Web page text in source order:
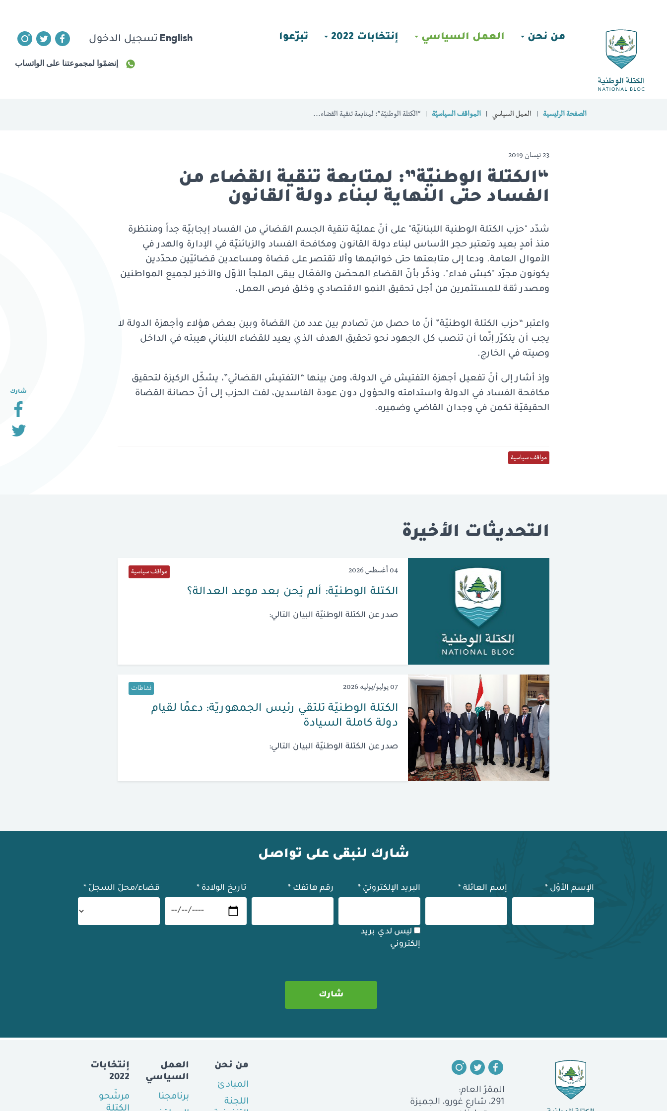
English تسجيل الدخول
إنضمّوا لمجموعتنا على الواتساب
تبرّعوا إنتخابات 2022 العمل السياسي من نحن
شارك
الصفحة الرئيسية العمل السياسي المواقف السياسيّة “الكتلة الوطنيّة”: لمتابعة تنقية القضاء...
23 نيسان 2019
“الكتلة الوطنيّة”: لمتابعة تنقية القضاء من
الفساد حتى النهاية لبناء دولة القانون
شدّد "حزب الكتلة الوطنية اللبنانيّة" على أنّ عمليّة تنقية الجسم القضائي من الفساد إيجابيّة جداً ومنتظرة
منذ أمدٍ بعيد وتعتبر حجر الأساس لبناء دولة القانون ومكافحة الفساد والزبائنيّة في الإدارة والهدر في
الأموال العامة. ودعا إلى متابعتها حتى خواتيمها وألا تقتصر على قضاة ومساعدين قضائيّين محدّدين
يكونون مجرّد "كبش فداء". وذكّر بأنّ القضاء المحصّن والفعّال يبقى الملجأ الأوّل والأخير لجميع المواطنين
ومصدر ثقة للمستثمرين من أجل تحقيق النمو الاقتصادي وخلق فرص العمل.
واعتبر “حزب الكتلة الوطنيّة” أنّ ما حصل من تصادم بين عدد من القضاة وبين بعض هؤلاء وأجهزة الدولة لا
يجب أن يتكرّر إنّما أن تنصب كل الجهود نحو تحقيق الهدف الذي يعيد للقضاء اللبناني هيبته في الداخل
وصيته في الخارج.
وإذ أشار إلى أنّ تفعيل أجهزة التفتيش في الدولة، ومن بينها “التفتيش القضائي”، يشكّل الركيزة لتحقيق
مكافحة الفساد في الدولة واستدامته والحؤول دون عودة الفاسدين، لفت الحزب إلى أنّ حصانة القضاة
الحقيقيّة تكمن في وجدان القاضي وضميره.
مواقف سياسية
التحديثات الأخيرة
04 أغسطس 2026 مواقف سياسية
الكتلة الوطنيّة: ألم يَحن بعد موعد العدالة؟
صدر عن الكتلة الوطنيّة البيان التالي:
07 يوليو/يوليه 2026 نشاطات
الكتلة الوطنيّة تلتقي رئيس الجمهوريّة: دعمًا لقيام
دولة كاملة السيادة
صدر عن الكتلة الوطنيّة البيان التالي:
شارك لنبقى على تواصل
الإسم الأوّل * إسم العائلة * البريد الإلكترونيّ *
ليس لدي بريد
إلكتروني
رقم هاتفك * تاريخ الولادة * قضاء/محلّ السجلّ *
إنتخابات
2022
مرشّحو
الكتلة
العمل
السياسي
برنامجنا
من نحن
المبادئ
اللجنة
المقرّ العام:
291، شارع غورو، الجميزة